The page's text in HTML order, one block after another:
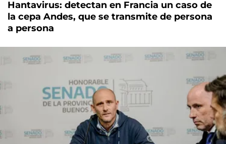
Hantavirus: detectan en Francia un caso de
la cepa Andes, que se transmite de persona
a persona